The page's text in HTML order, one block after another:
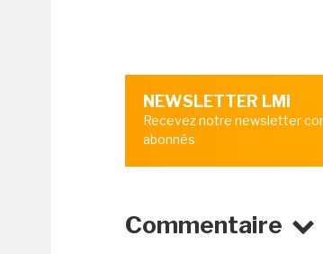
NEWSLETTER LMI
Recevez notre newsletter
abonnés
Commentaire